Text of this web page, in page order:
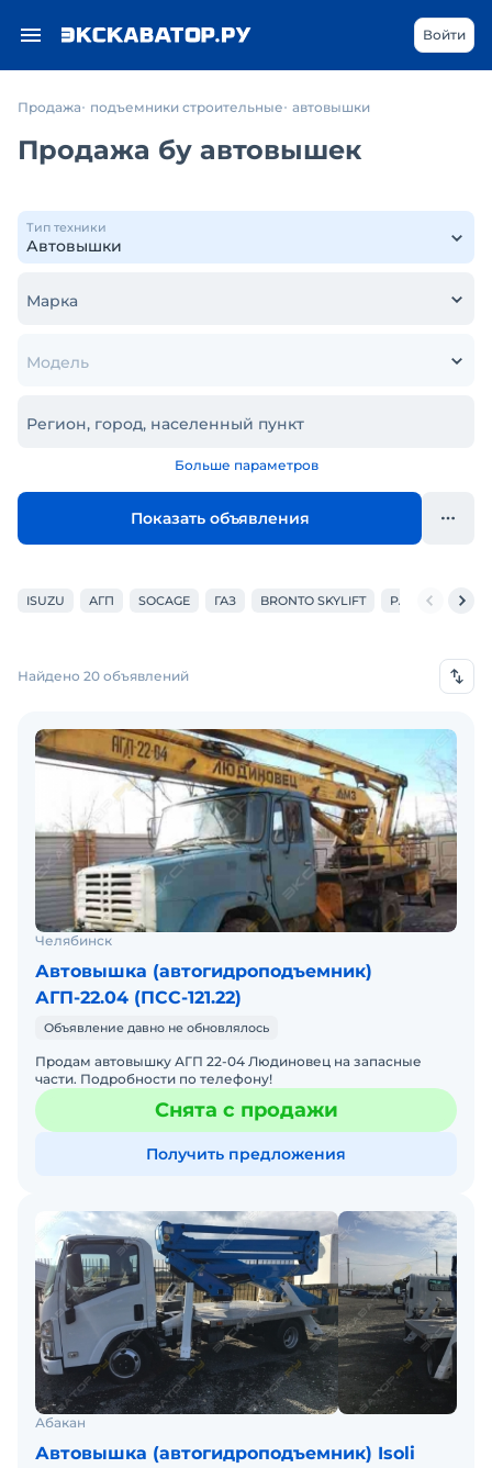
Войти
Продажа подъемники строительные автовышки
Продажа бу автовышек
Тип техники
Марка
Модель
Регион, город, населенный пункт
Больше параметров
Показать объявления
ISUZU АГП SOCAGE ГАЗ BRONTO SKYLIFT PALFINGER
Найдено 20 объявлений
Челябинск
Автовышка (автогидроподъемник)
АГП-22.04 (ПСС-121.22)
Объявление давно не обновлялось
Продам автовышку АГП 22-04 Людиновец на запасные
части. Подробности по телефону!
Снята с продажи
Получить предложения
Абакан
Автовышка (автогидроподъемник) Isoli